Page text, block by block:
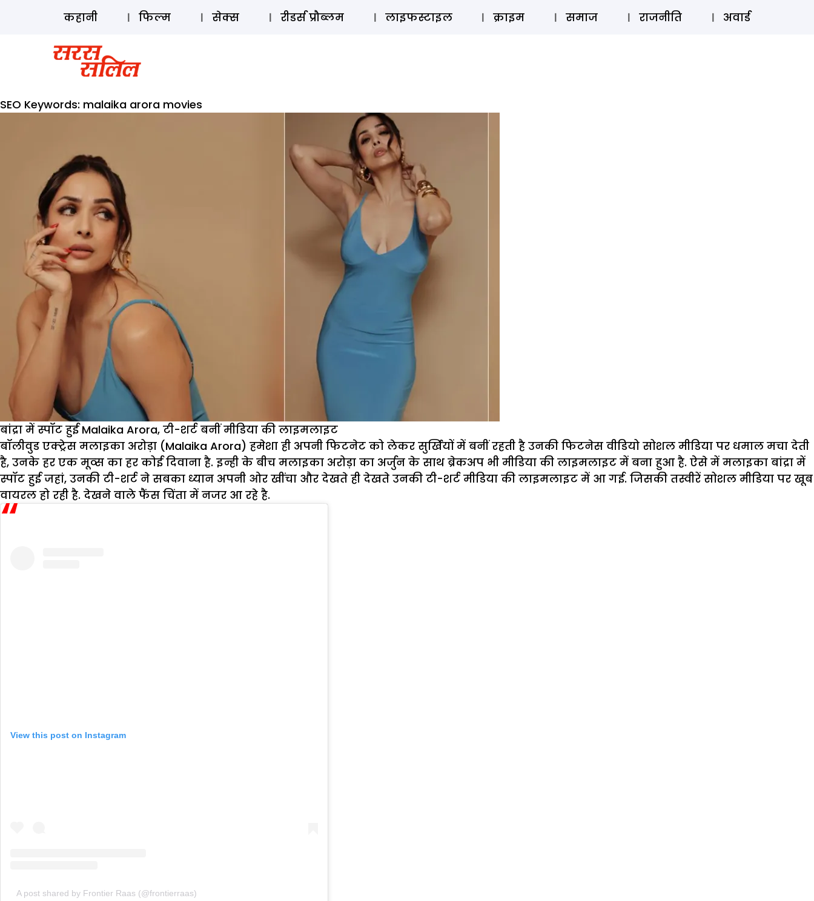
ऑडियो स्टोरी लॉग इन ⚲ SUBSCRIBE
कहानी फिल्म सेक्स रीडर्स प्रौब्लम लाइफस्टाइल क्राइम समाज राजनीति अवार्ड
SEO Keywords: malaika arora movies
बांद्रा में स्पॉट हुई Malaika Arora, टी-शर्ट बनीं मीडिया की लाइमलाइट
बॉलीवुड एक्ट्रेस मलाइका अरोड़ा (Malaika Arora) हमेशा ही अपनी फिटनेट को लेकर सुर्खियों में बनीं रहती है उनकी फिटनेस वीडियो सोशल मीडिया पर धमाल मचा देती
है, उनके हर एक मूव्स का हर कोई दिवाना है. इन्ही के बीच मलाइका अरोड़ा का अर्जुन के साथ ब्रेकअप भी मीडिया की लाइमलाइट में बना हुआ है. ऐसे में मलाइका बांद्रा में
स्पॉट हुई जहां, उनकी टी-शर्ट ने सबका ध्यान अपनी ओर खींचा और देखते ही देखते उनकी टी-शर्ट मीडिया की लाइमलाइट में आ गई. जिसकी तस्वीरें सोशल मीडिया पर खूब
वायरल हो रही है. देखने वाले फैंस चिंता में नजर आ रहे है.
View this post on Instagram
A post shared by Frontier Raas (@frontierraas)